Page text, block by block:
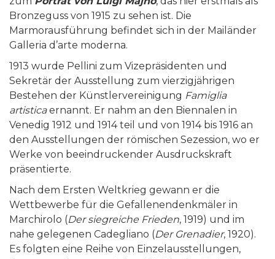
Bronzeguss von 1915 zu sehen ist. Die
Marmorausführung befindet sich in der Mailänder
Galleria d’arte moderna.
1913 wurde Pellini zum Vizepräsidenten und
Sekretär der Ausstellung zum vierzigjährigen
Bestehen der Künstlervereinigung Famiglia
artisticaernannt. Er nahm an den Biennalen in
Venedig 1912 und 1914 teil und von 1914 bis 1916 an
den Ausstellungen der römischen Sezession, wo er
Werke von beeindruckender Ausdruckskraft
präsentierte.
Nach dem Ersten Weltkrieg gewann er die
Wettbewerbe für die Gefallenendenkmäler in
Marchirolo (Der siegreiche Frieden, 1919) und im
nahe gelegenen Cadegliano (Der Grenadier, 1920).
Es folgten eine Reihe von Einzelausstellungen,